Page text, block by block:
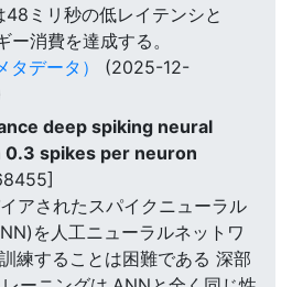
48ミリ秒の低レイテンシと
消費を達成する。
タデータ）
(2025-12-
deep spiking neural
spikes per neuron
アされたスパイクニューラル
を人工ニューラルネットワ
練することは困難である 深部